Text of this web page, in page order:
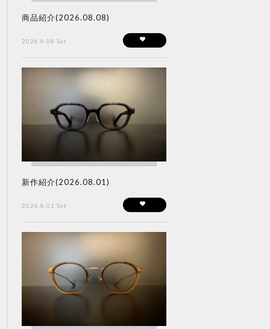
商品紹介(2026.08.08)
2026.8.08 Sat
新作紹介(2026.08.01)
2026.8.01 Sat